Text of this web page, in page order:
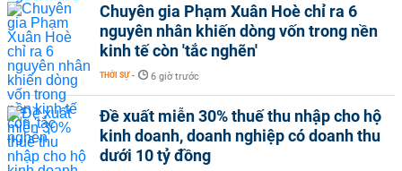
Chuyên gia Phạm Xuân Hoè chỉ ra 6
nguyên nhân khiến dòng vốn trong nền
kinh tế còn 'tắc nghẽn'
THỜI SỰ - 6 giờ trước
Đề xuất miễn 30% thuế thu nhập cho hộ
kinh doanh, doanh nghiệp có doanh thu
dưới 10 tỷ đồng